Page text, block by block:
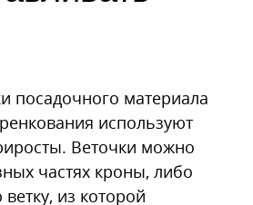
посадочного материала
используют
Веточки можно
частях кроны, либо
из которой